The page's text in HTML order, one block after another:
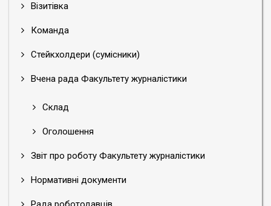
Візитівка
Команда
Стейкхолдери (сумісники)
Вчена рада Факультету журналістики
Склад
Оголошення
Звіт про роботу Факультету журналістики
Нормативні документи